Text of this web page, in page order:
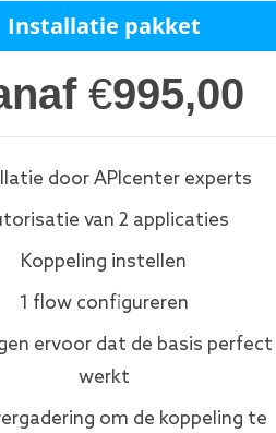
Installatie pakket
€995,00
door APIcenter experts
van 2 applicaties
Koppeling instellen
1 flow configureren
ervoor dat de basis perfect
werkt
om de koppeling te